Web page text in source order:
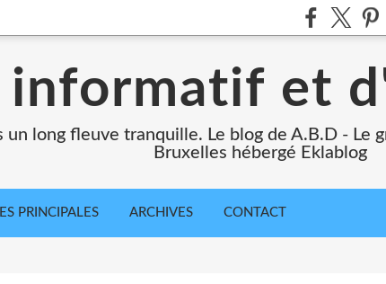
informatif et
un long fleuve tranquille. Le blog de A.B.D - Le
Bruxelles hébergé Eklablog
PRINCIPALES ARCHIVES CONTACT